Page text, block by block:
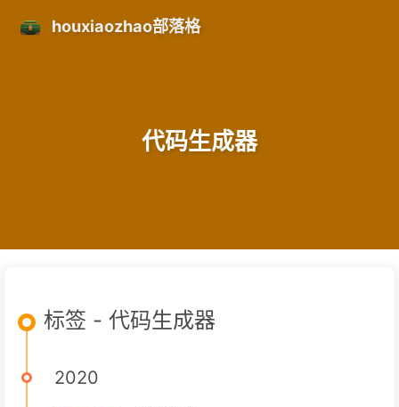
houxiaozhao部落格
代码生成器
标签 - 代码生成器
2020